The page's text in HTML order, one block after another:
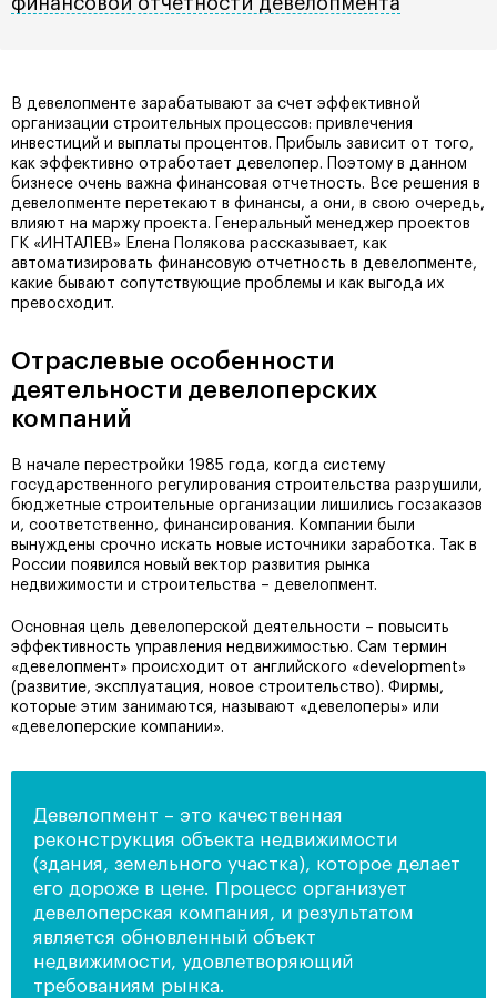
В девелопменте зарабатывают за счет эффективной
организации строительных процессов: привлечения
инвестиций и выплаты процентов. Прибыль зависит от того,
как эффективно отработает девелопер. Поэтому в данном
бизнесе очень важна финансовая отчетность. Все решения в
девелопменте перетекают в финансы, а они, в свою очередь,
влияют на маржу проекта. Генеральный менеджер проектов
ГК «ИНТАЛЕВ» Елена Полякова рассказывает, как
автоматизировать финансовую отчетность в девелопменте,
какие бывают сопутствующие проблемы и как выгода их
превосходит.
Отраслевые особенности
деятельности девелоперских
компаний
В начале перестройки 1985 года, когда систему
государственного регулирования строительства разрушили,
бюджетные строительные организации лишились госзаказов
и, соответственно, финансирования. Компании были
вынуждены срочно искать новые источники заработка. Так в
России появился новый вектор развития рынка
недвижимости и строительства – девелопмент.
Основная цель девелоперской деятельности – повысить
эффективность управления недвижимостью. Сам термин
«девелопмент» происходит от английского «development»
(развитие, эксплуатация, новое строительство). Фирмы,
которые этим занимаются, называют «девелоперы» или
«девелоперские компании».
Девелопмент – это качественная
реконструкция объекта недвижимости
(здания, земельного участка), которое делает
его дороже в цене. Процесс организует
девелоперская компания, и результатом
является обновленный объект
недвижимости, удовлетворяющий
требованиям рынка.